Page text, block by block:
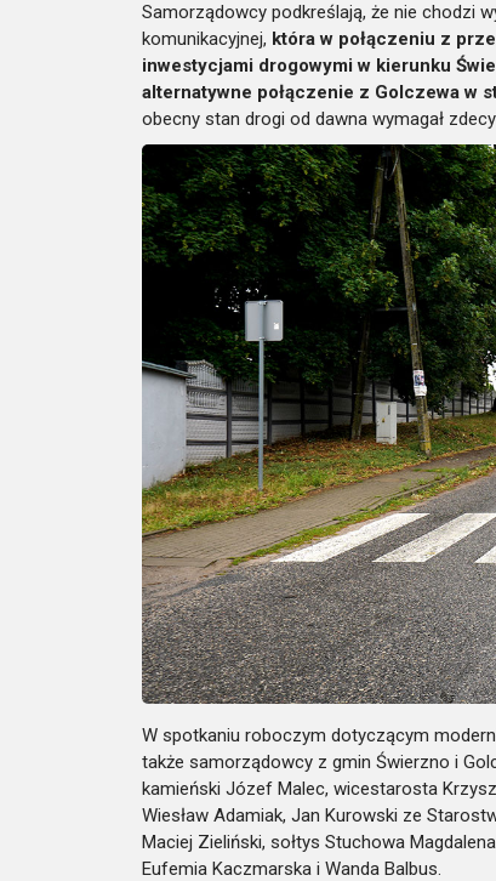
Samorządowcy podkreślają, że nie chodzi
komunikacyjnej, która w połączeniu z
inwestycjami drogowymi w kierunku
alternatywne połączenie z Golczewa w
obecny stan drogi od dawna wymagał
W spotkaniu roboczym dotyczącym
także samorządowcy z gmin Świerzno i
kamieński Józef Malec, wicestarosta
Wiesław Adamiak, Jan Kurowski ze
Maciej Zieliński, sołtys Stuchowa
Eufemia Kaczmarska i Wanda Balbus.